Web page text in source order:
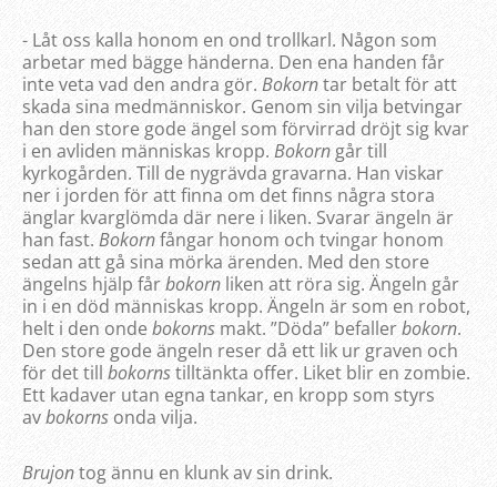
- Låt oss kalla honom en ond trollkarl. Någon som
arbetar med bägge händerna. Den ena handen får
inte veta vad den andra gör. Bokorntar betalt för att
skada sina medmänniskor. Genom sin vilja betvingar
han den store gode ängel som förvirrad dröjt sig kvar
i en avliden människas kropp. Bokorngår till
kyrkogården. Till de nygrävda gravarna. Han viskar
ner i jorden för att finna om det finns några stora
änglar kvarglömda där nere i liken. Svarar ängeln är
han fast. Bokornfångar honom och tvingar honom
sedan att gå sina mörka ärenden. Med den store
ängelns hjälp fårbokorn liken att röra sig. Ängeln går
in i en död människas kropp. Ängeln är som en robot,
helt i den ondebokorns makt. ”Döda” befallerbokorn.
Den store gode ängeln reser då ett lik ur graven och
för det till bokornstilltänkta offer. Liket blir en zombie.
Ett kadaver utan egna tankar, en kropp som styrs
avbokorns onda vilja.
Brujontog ännu en klunk av sin drink.